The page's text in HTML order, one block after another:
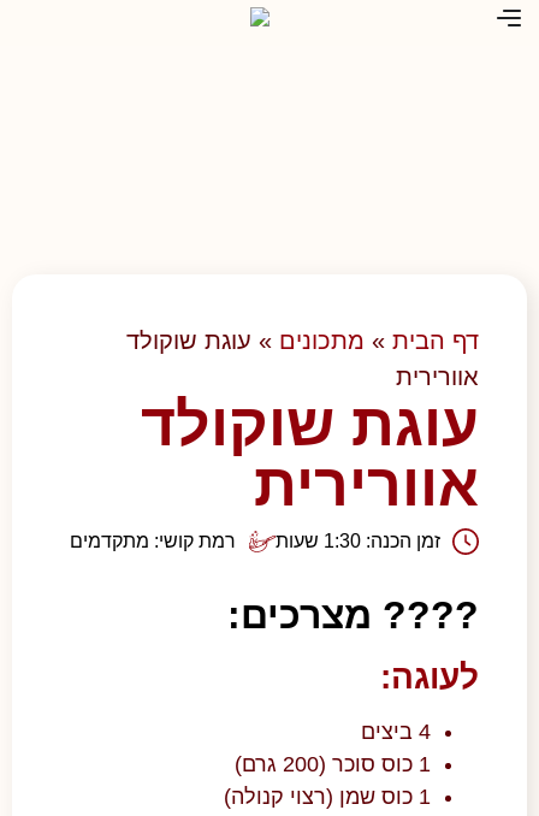
דף הבית » מתכונים » עוגת שוקולד
אוורירית
עוגת שוקולד
אוורירית
זמן הכנה: 1:30 שעות רמת קושי: מתקדמים
???? מצרכים:
לעוגה:
4 ביצים
1 כוס סוכר (200 גרם)
1 כוס שמן (רצוי קנולה)